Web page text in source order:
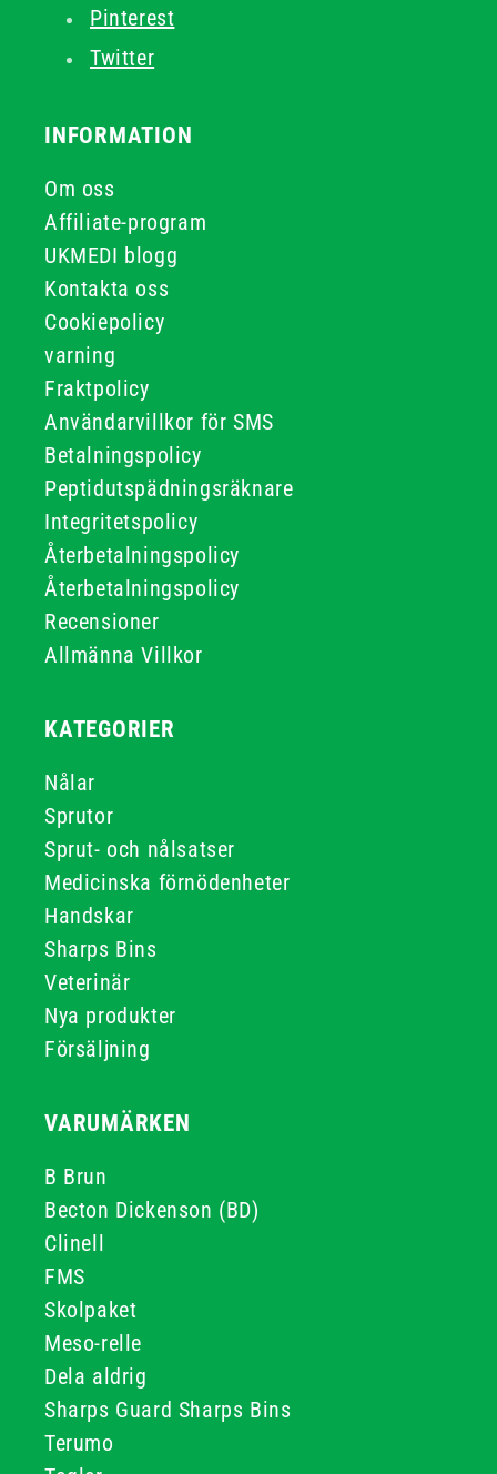
Pinterest
Twitter
INFORMATION
Om oss
Affiliate-program
UKMEDI blogg
Kontakta oss
Cookiepolicy
varning
Fraktpolicy
Användarvillkor för SMS
Betalningspolicy
Peptidutspädningsräknare
Integritetspolicy
Återbetalningspolicy
Återbetalningspolicy
Recensioner
Allmänna Villkor
KATEGORIER
Nålar
Sprutor
Sprut- och nålsatser
Medicinska förnödenheter
Handskar
Sharps Bins
Veterinär
Nya produkter
Försäljning
VARUMÄRKEN
B Brun
Becton Dickenson (BD)
Clinell
FMS
Skolpaket
Meso-relle
Dela aldrig
Sharps Guard Sharps Bins
Terumo